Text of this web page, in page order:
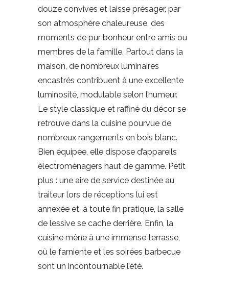
douze convives et laisse présager, par
son atmosphère chaleureuse, des
moments de pur bonheur entre amis ou
membres de la famille. Partout dans la
maison, de nombreux luminaires
encastrés contribuent à une excellente
luminosité, modulable selon l’humeur.
Le style classique et raffiné du décor se
retrouve dans la cuisine pourvue de
nombreux rangements en bois blanc.
Bien équipée, elle dispose d’appareils
électroménagers haut de gamme. Petit
plus : une aire de service destinée au
traiteur lors de réceptions lui est
annexée et, à toute fin pratique, la salle
de lessive se cache derrière. Enfin, la
cuisine mène à une immense terrasse,
où le farniente et les soirées barbecue
sont un incontournable l’été.